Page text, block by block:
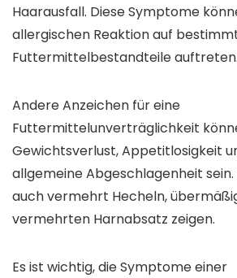
Haarausfall. Diese Symptome
allergischen Reaktion auf
Futtermittelbestandteile auftreten.
Andere Anzeichen für eine
Futtermittelunverträglichkeit
Gewichtsverlust, Appetitlosigkeit
allgemeine Abgeschlagenheit sein.
auch vermehrt Hecheln,
vermehrten Harnabsatz zeigen.
Es ist wichtig, die Symptome einer